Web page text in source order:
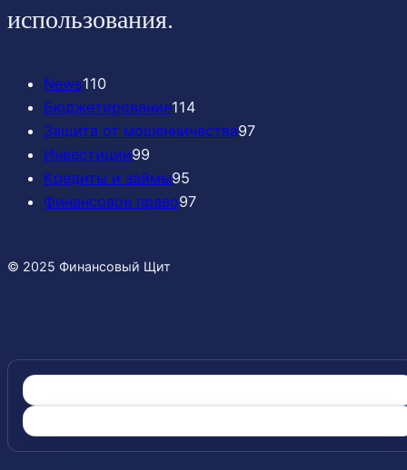
использования.
News110
Бюджетирование114
Защита от мошенничества97
Инвестиции99
Кредиты и займы95
Финансовое право97
© 2025 Финансовый Щит